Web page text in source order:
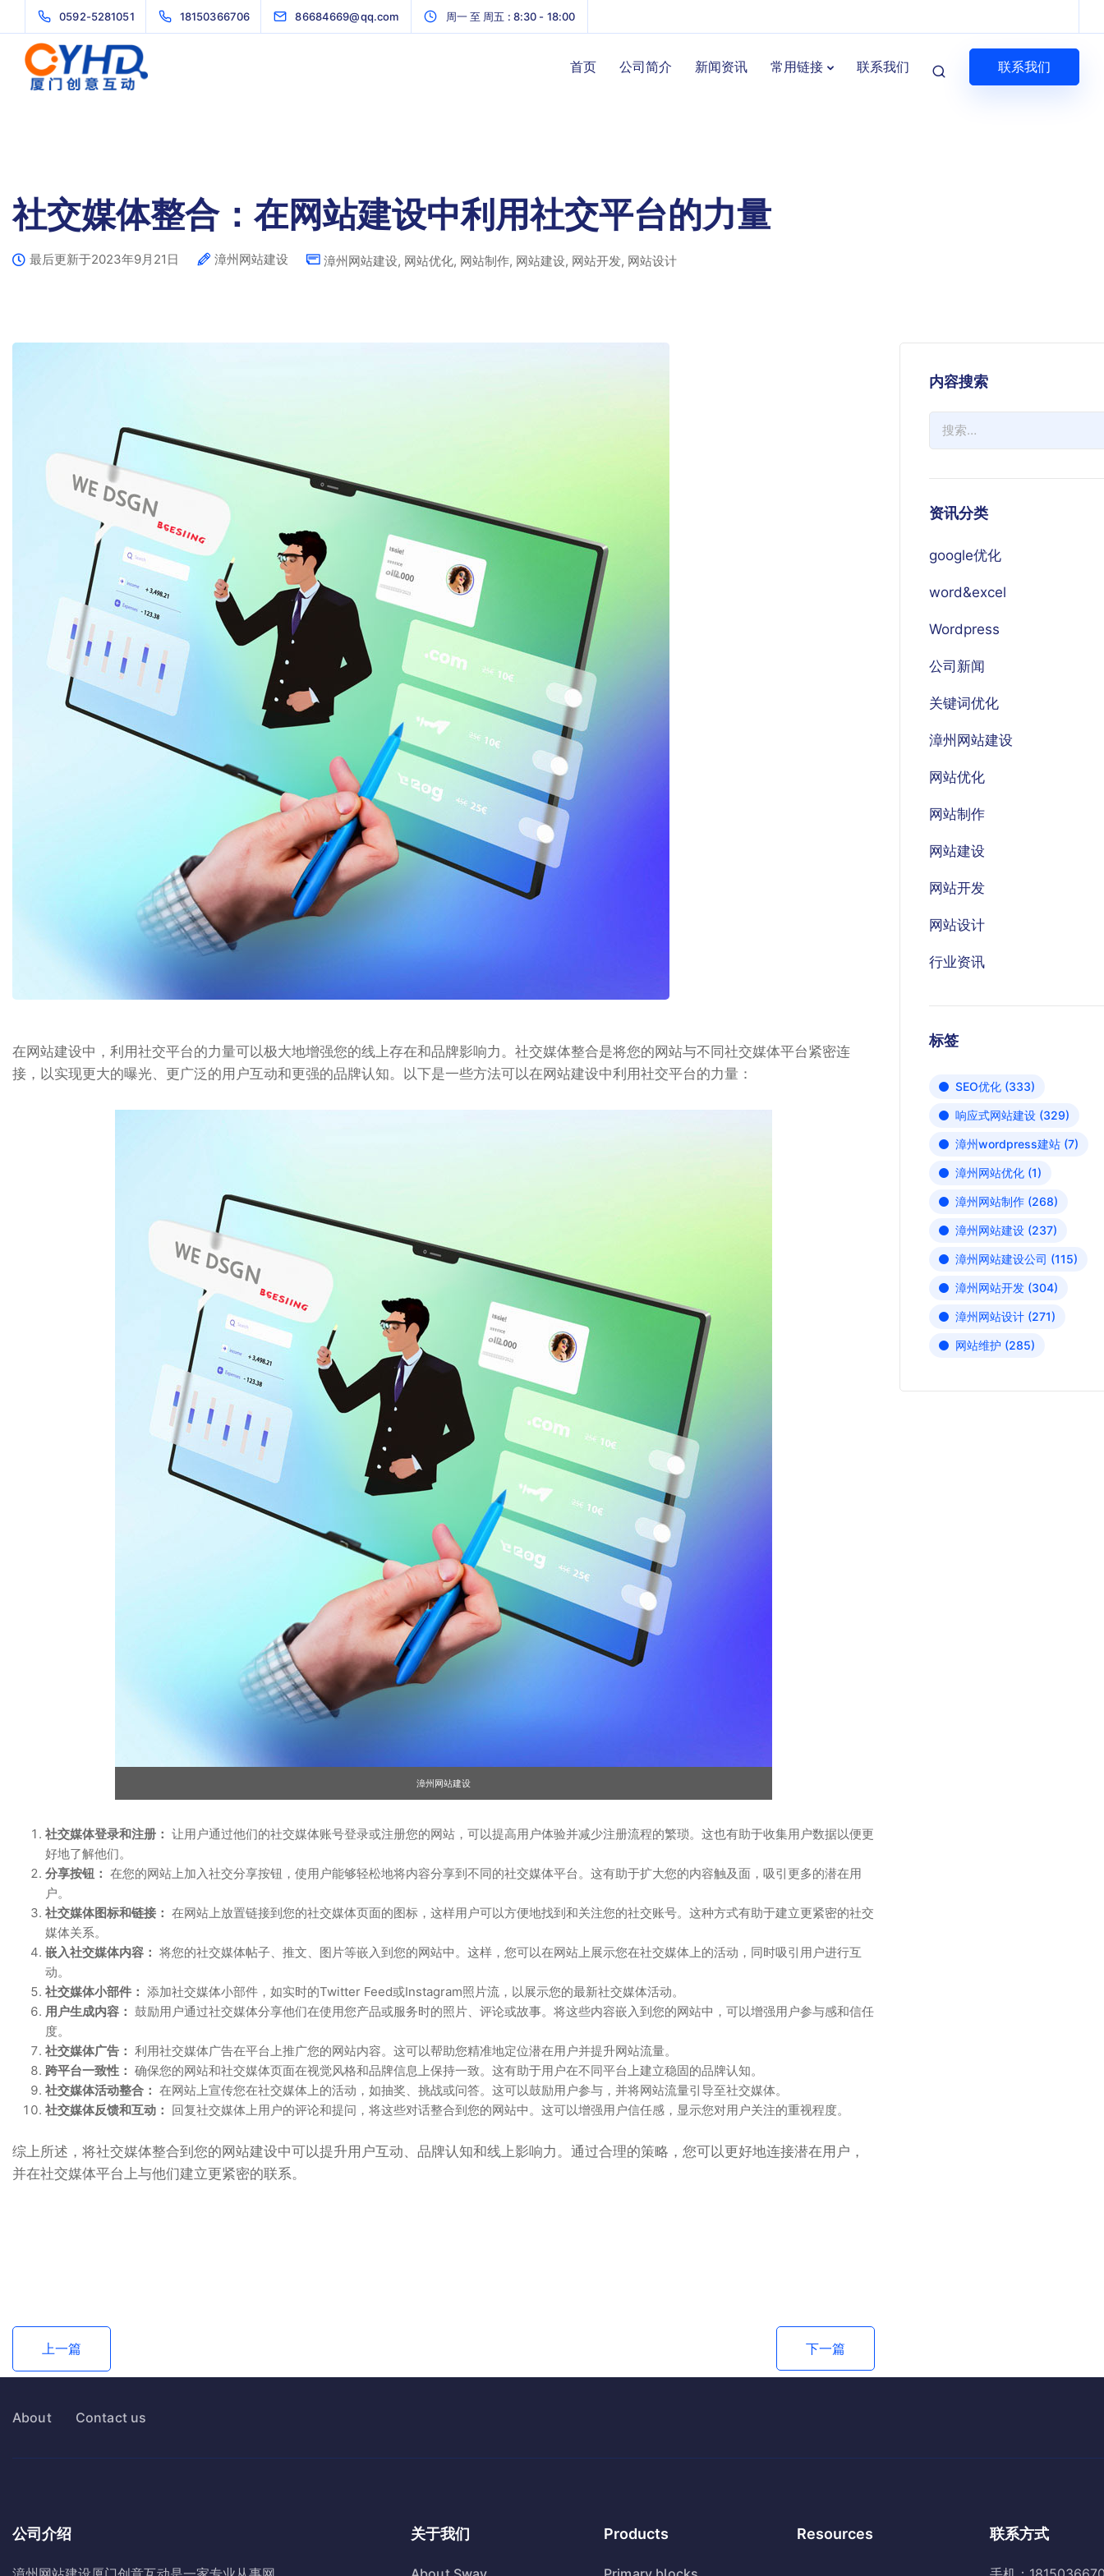
0592-5281051 18150366706 86684669@qq.com 周一 至 周五 : 8:30 - 18:00
首页 公司简介 新闻资讯 常用链接 联系我们 联系我们
社交媒体整合：在网站建设中利用社交平台的力量
最后更新于2023年9月21日 漳州网站建设 漳州网站建设, 网站优化, 网站制作, 网站建设, 网站开发, 网站设计
在网站建设中，利用社交平台的力量可以极大地增强您的线上存在和品牌影响力。社交媒体整合是将您的网站与不同社交媒体平台紧密连
接，以实现更大的曝光、更广泛的用户互动和更强的品牌认知。以下是一些方法可以在网站建设中利用社交平台的力量：
漳州网站建设
社交媒体登录和注册： 让用户通过他们的社交媒体账号登录或注册您的网站，可以提高用户体验并减少注册流程的繁琐。这也有助于收集用户数据以便更
好地了解他们。
分享按钮： 在您的网站上加入社交分享按钮，使用户能够轻松地将内容分享到不同的社交媒体平台。这有助于扩大您的内容触及面，吸引更多的潜在用
户。
社交媒体图标和链接： 在网站上放置链接到您的社交媒体页面的图标，这样用户可以方便地找到和关注您的社交账号。这种方式有助于建立更紧密的社交
媒体关系。
嵌入社交媒体内容： 将您的社交媒体帖子、推文、图片等嵌入到您的网站中。这样，您可以在网站上展示您在社交媒体上的活动，同时吸引用户进行互
动。
社交媒体小部件： 添加社交媒体小部件，如实时的Twitter Feed或Instagram照片流，以展示您的最新社交媒体活动。
用户生成内容： 鼓励用户通过社交媒体分享他们在使用您产品或服务时的照片、评论或故事。将这些内容嵌入到您的网站中，可以增强用户参与感和信任
度。
社交媒体广告： 利用社交媒体广告在平台上推广您的网站内容。这可以帮助您精准地定位潜在用户并提升网站流量。
跨平台一致性： 确保您的网站和社交媒体页面在视觉风格和品牌信息上保持一致。这有助于用户在不同平台上建立稳固的品牌认知。
社交媒体活动整合： 在网站上宣传您在社交媒体上的活动，如抽奖、挑战或问答。这可以鼓励用户参与，并将网站流量引导至社交媒体。
社交媒体反馈和互动： 回复社交媒体上用户的评论和提问，将这些对话整合到您的网站中。这可以增强用户信任感，显示您对用户关注的重视程度。
综上所述，将社交媒体整合到您的网站建设中可以提升用户互动、品牌认知和线上影响力。通过合理的策略，您可以更好地连接潜在用户，
并在社交媒体平台上与他们建立更紧密的联系。
上一篇 下一篇
内容搜索
资讯分类
google优化
word&excel
Wordpress
公司新闻
关键词优化
漳州网站建设
网站优化
网站制作
网站建设
网站开发
网站设计
行业资讯
标签
SEO优化 (333)
响应式网站建设 (329)
漳州wordpress建站 (7)
漳州网站优化 (1)
漳州网站制作 (268)
漳州网站建设 (237)
漳州网站建设公司 (115)
漳州网站开发 (304)
漳州网站设计 (271)
网站维护 (285)
About Contact us
公司介绍 关于我们 Products Resources 联系方式